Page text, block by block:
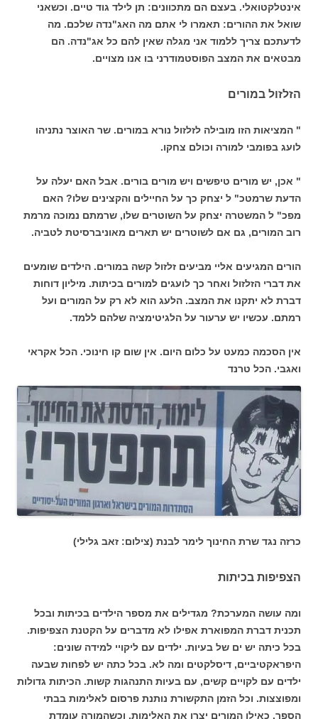
אינטלקטואלי. בעצם הם מתכוונים: תן לילד גוד טיים. וכשאני
שואל את ההורים: תאמרו לי אתם מה האג"נדה שלכם. מה
לדעתכם צריך ללמוד אני מגלה שאין להם כל אג"נדה. הם
מבטאים את המצב הפוסטמודרני בו אנו מצויים.
הזלזול במורים
" המציאות הזו מובילה לזלזול נורא במורים. שר האוצר נתניהו
לועג בפומבי למורה וכולם צחקו.
" אכן, יש מורים טיפשים ויש מורים בורים. אבל האם יעלה על
הדעת שרמטכ" ל יצחק כך על החיילים והקצינים שלו? האם
מפכ" ל המשטרה יצחק על השוטרים שלו, שרמתם נמוכה מרמת
רוב המורים, גם אם לשוטרים יש תארים מאוניברסיטת לטביה.
הורים המגיעים אליי מביעים זלזול קשה במורים. הילדים שומעים
את דברי הזלזול ואחר כך לועגים למורים בכיתות. מיליון דוחות
דברת לא יתקנו את המצב. הלעג הוא לא רק על המורים ועל
רמתם. עכשיו יש ערעור על הלגיטימציה שלהם ללמד.
אין הסכמה כמעט על כלום היום. אין שום קו חינוכי. הכל אקראי
ואגבי. הכל טרנד
כרזה נגד שרת החינוך לימר לבנת (צילום: זאב גלילי)
הצפיפות בכיתות
ומה עושה המערכת? מגדילים את מספר הילדים בכיתות ובכל
תכנית דברת המפוארת אפילו לא מדברים על הקטנת הצפיפות.
בכל כיתה יש ים של בעיות. ילדים עם ליקויי למידה שונים:
היפראקטיביים, דיסלקטים ומה לא. בכל כתה יש לפחות שבעה
ילדים עם לקויים קשים, עם בעיות התנהגות קשות. הכיתות גדולות
ומפוצצות. וכל הזמן התקשורת נותנת פרסום לאלימות בבתי
הספר, כאילו המורים יצרו את האלימות. וכשהמורה עומדת